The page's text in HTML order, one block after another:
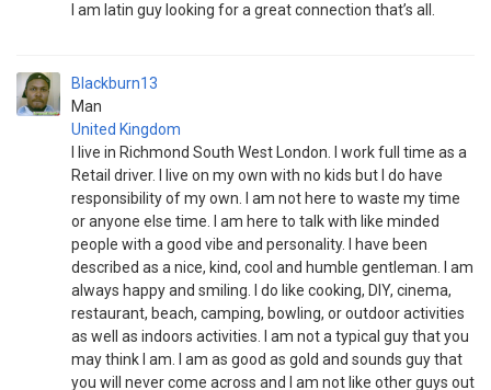
I am latin guy looking for a great connection that’s all.
Blackburn13
Man
United Kingdom
I live in Richmond South West London. I work full time as a
Retail driver. I live on my own with no kids but I do have
responsibility of my own. I am not here to waste my time
or anyone else time. I am here to talk with like minded
people with a good vibe and personality. I have been
described as a nice, kind, cool and humble gentleman. I am
always happy and smiling. I do like cooking, DIY, cinema,
restaurant, beach, camping, bowling, or outdoor activities
as well as indoors activities. I am not a typical guy that you
may think I am. I am as good as gold and sounds guy that
you will never come across and I am not like other guys out